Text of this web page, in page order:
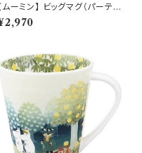
【ムーミン】 ビッグマグ（パーテ
）【MM3200】MM3203-35